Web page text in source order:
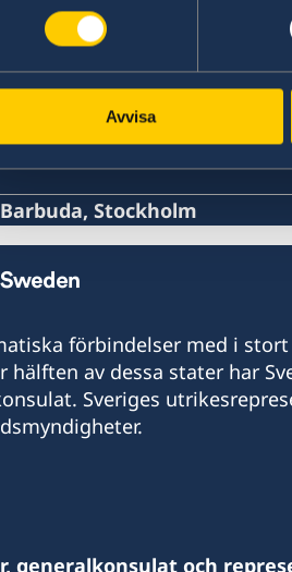
Avvisa
katastrofer
säkerhet
och Barbuda
Stockholm
förbindelser med i
hälften av dessa stater har
Sveriges
generalkonsulat och